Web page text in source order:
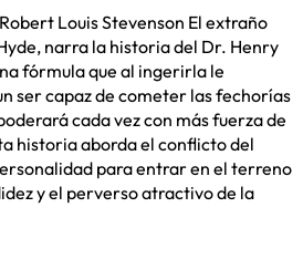
Louis Stevenson El extraño
narra la historia del Dr. Henry
fórmula que al ingerirla le
ser capaz de cometer las fechorías
cada vez con más fuerza de
historia aborda el conflicto del
para entrar en el terreno
y el perverso atractivo de la